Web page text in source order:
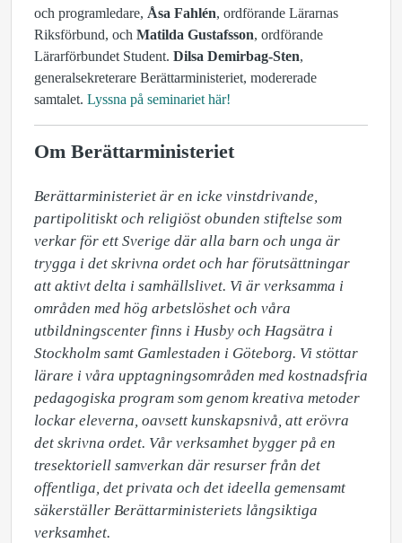
och programledare, Åsa Fahlén, ordförande Lärarnas
Riksförbund, och Matilda Gustafsson, ordförande
Lärarförbundet Student. Dilsa Demirbag-Sten,
generalsekreterare Berättarministeriet, modererade
samtalet. Lyssna på seminariet här!
Om Berättarministeriet
Berättarministeriet är en icke vinstdrivande,
partipolitiskt och religiöst obunden stiftelse som
verkar för ett Sverige där alla barn och unga är
trygga i det skrivna ordet och har förutsättningar
att aktivt delta i samhällslivet. Vi är verksamma i
områden med hög arbetslöshet och våra
utbildningscenter finns i Husby och Hagsätra i
Stockholm samt Gamlestaden i Göteborg. Vi stöttar
lärare i våra upptagningsområden med kostnadsfria
pedagogiska program som genom kreativa metoder
lockar eleverna, oavsett kunskapsnivå, att erövra
det skrivna ordet. Vår verksamhet bygger på en
tresektoriell samverkan där resurser från det
offentliga, det privata och det ideella gemensamt
säkerställer Berättarministeriets långsiktiga
verksamhet.